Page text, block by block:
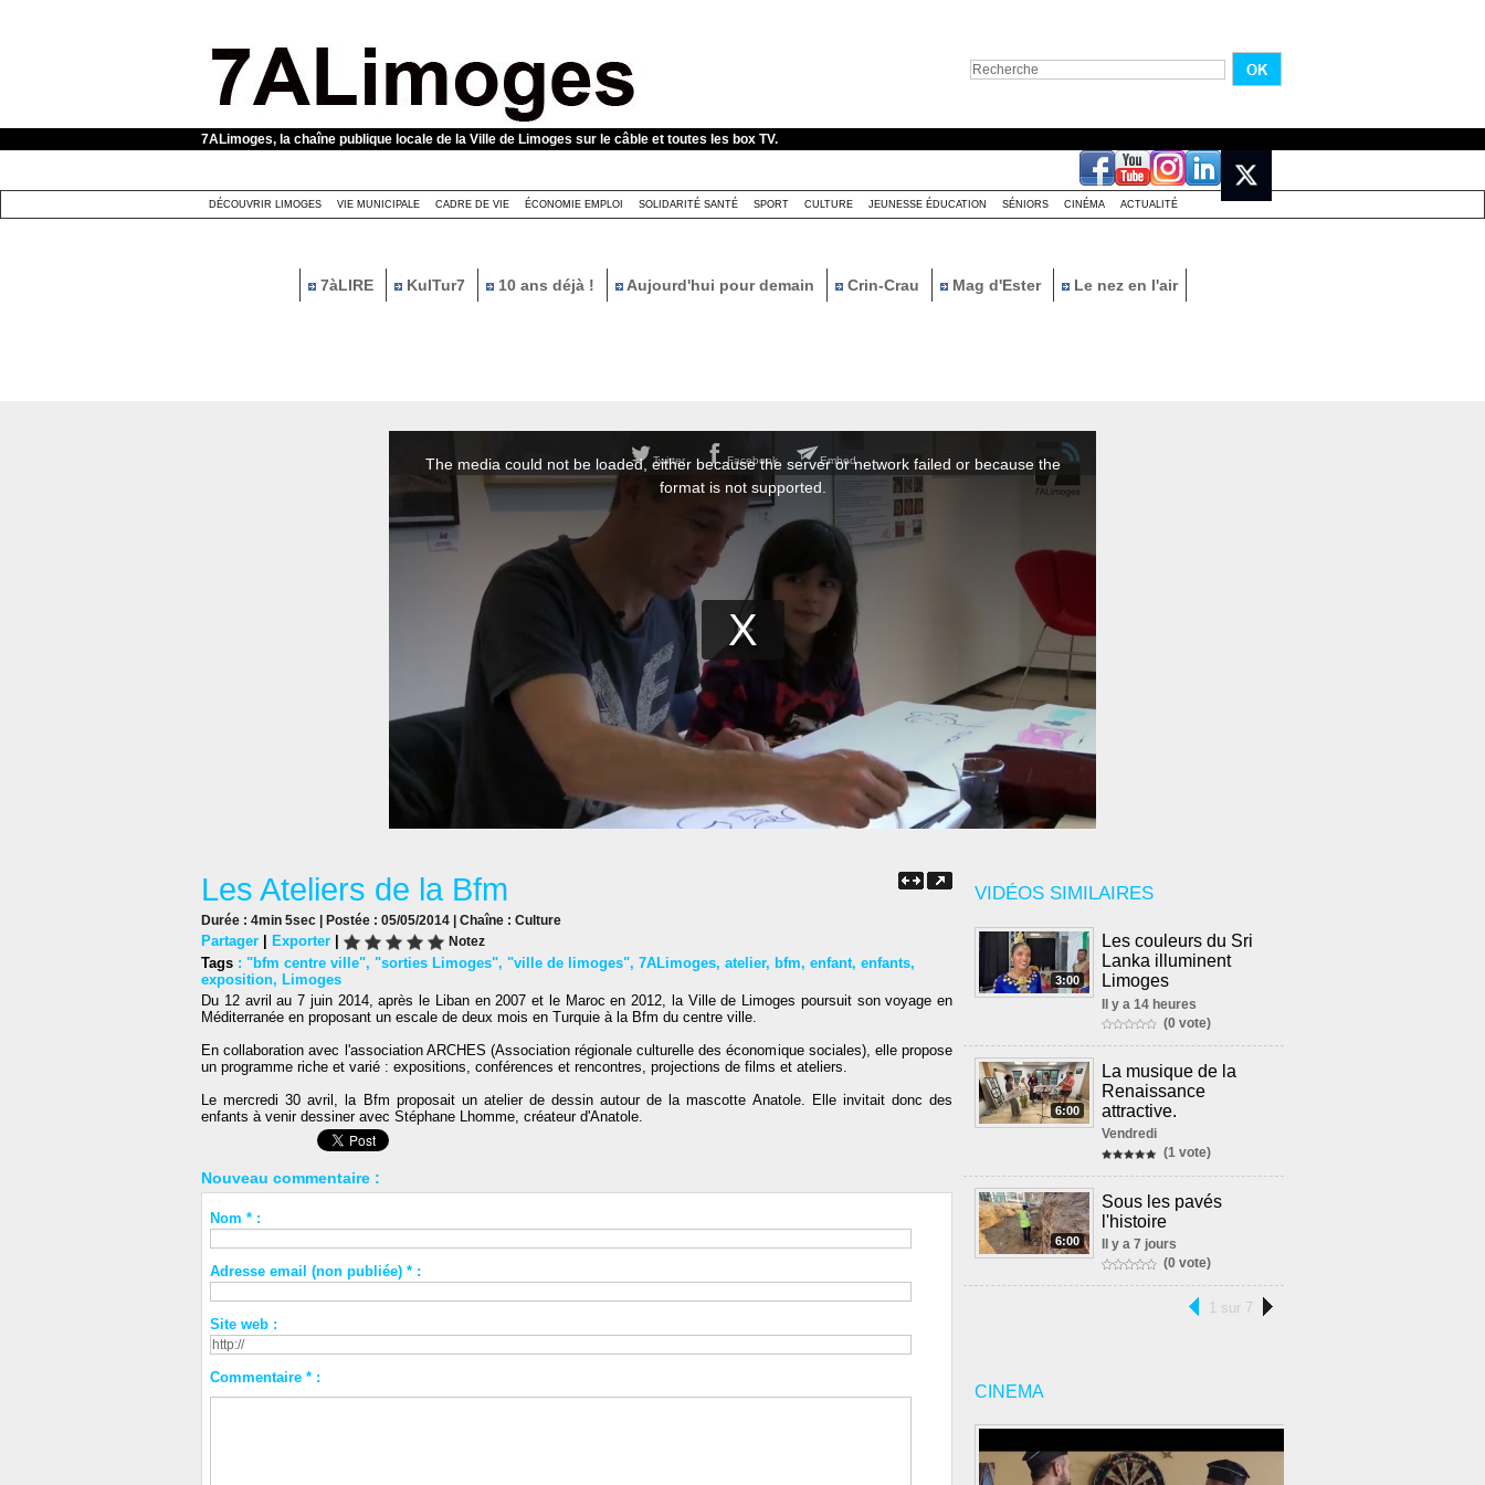
7ALimoges, la chaîne publique locale de la Ville de Limoges sur le câble et toutes les box TV.
DÉCOUVRIR LIMOGES VIE MUNICIPALE CADRE DE VIE ÉCONOMIE EMPLOI SOLIDARITÉ SANTÉ SPORT CULTURE JEUNESSE ÉDUCATION SÉNIORS CINÉMA ACTUALITÉ
7àLIRE KulTur7 10 ans déjà ! Aujourd'hui pour demain Crin-Crau Mag d'Ester Le nez en l'air
VIDÉOS SIMILAIRES
3:00
Les couleurs du Sri
Lanka illuminent
Limoges
Il y a 14 heures
(0 vote)
6:00
La musique de la
Renaissance
attractive.
Vendredi
(1 vote)
6:00
Sous les pavés
l'histoire
Il y a 7 jours
(0 vote)
1 sur 7
CINEMA
Les Ateliers de la Bfm
Durée : 4min 5sec | Postée : 05/05/2014 | Chaîne : Culture
Partager | Exporter | Notez
Tags : "bfm centre ville", "sorties Limoges", "ville de limoges", 7ALimoges, atelier, bfm, enfant, enfants,
exposition, Limoges
Du 12 avril au 7 juin 2014, après le Liban en 2007 et le Maroc en 2012, la Ville de Limoges poursuit son voyage en
Méditerranée en proposant un escale de deux mois en Turquie à la Bfm du centre ville.
En collaboration avec l'association ARCHES (Association régionale culturelle des économique sociales), elle propose
un programme riche et varié : expositions, conférences et rencontres, projections de films et ateliers.
Le mercredi 30 avril, la Bfm proposait un atelier de dessin autour de la mascotte Anatole. Elle invitait donc des
enfants à venir dessiner avec Stéphane Lhomme, créateur d'Anatole.
Nouveau commentaire :
Nom * :
Adresse email (non publiée) * :
Site web :
Commentaire * :